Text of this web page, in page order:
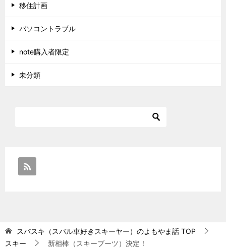
移住計画
パソコントラブル
note購入者限定
未分類
スバスキ（スバル車好きスキーヤー）のよもやま話 TOP
スキー
新相棒（スキーブーツ）決定！